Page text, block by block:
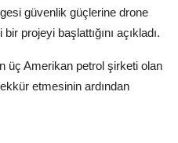
güvenlik güçlerine drone
projeyi başlattığını açıkladı.
üç Amerikan petrol şirketi olan
etmesinin ardından